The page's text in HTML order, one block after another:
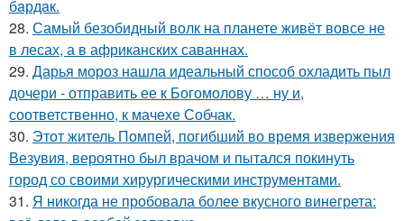
бaрдaк.
28. Самый безобидный волк на планете живёт вовсе не
в лесах, а в африканских саваннах.
29. Дарья мороз нашла идеальный способ охладить пыл
дочери - отправить ее к Богомолову … ну и,
соответственно, к мачехе Собчак.
30. Этот житель Помпей, погибший во время извержения
Везувия, вероятно был врачом и пытался покинуть
город со своими хирургическими инструментами.
31. Я никогда не пробовала более вкусного винегрета: